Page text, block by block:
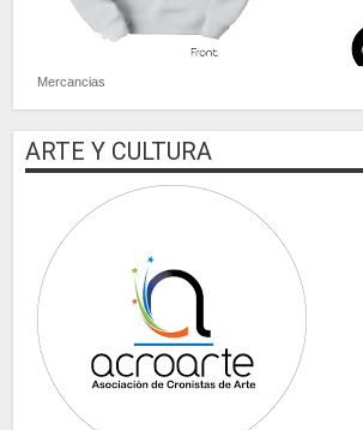
Mercancias
ARTE Y CULTURA